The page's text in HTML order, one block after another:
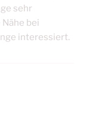
sehr
bei
interessiert.